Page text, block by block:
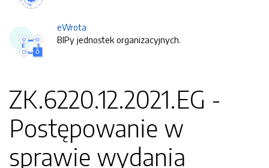
eWrota
BIPy jednostek organizacyjnych.
ZK.6220.12.2021.EG -
Postępowanie w
sprawie wydania